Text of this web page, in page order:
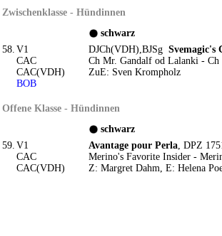
Zwischenklasse - Hündinnen
schwarz
58. V1
CAC
CAC(VDH)
BOB
DJCh(VDH),BJSg Svemagic's
Ch Mr. Gandalf od Lalanki -
ZuE: Sven Krompholz
Offene Klasse - Hündinnen
schwarz
59. V1
CAC
CAC(VDH)
Avantage pour Perla, DPZ
Merino's Favorite Insider -
Z: Margret Dahm, E: Helena